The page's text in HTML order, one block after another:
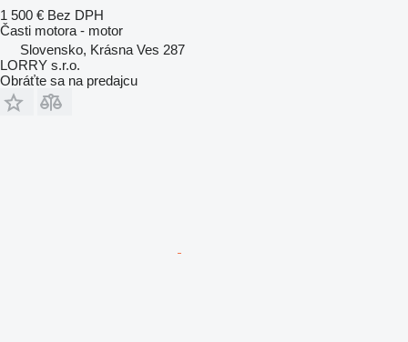
1 500 € Bez DPH
Časti motora - motor
Slovensko, Krásna Ves 287
LORRY s.r.o.
Obráťte sa na predajcu